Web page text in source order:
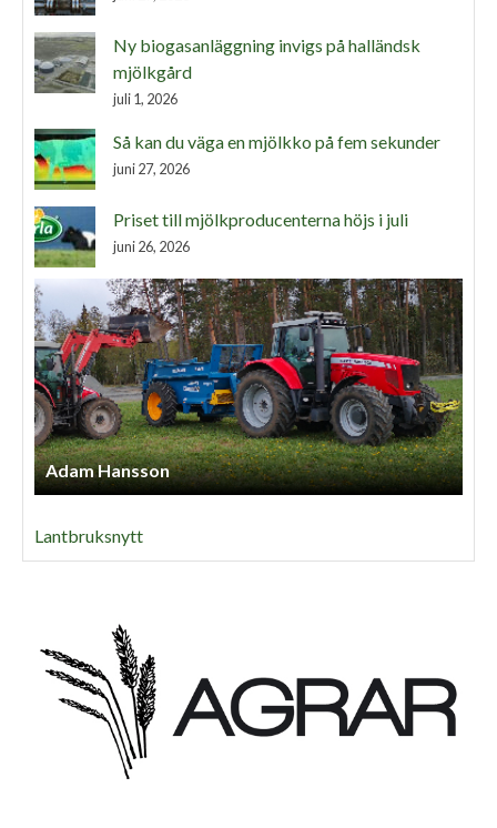
Ny biogasanläggning invigs på halländsk
mjölkgård
juli 1, 2026
Så kan du väga en mjölkko på fem sekunder
juni 27, 2026
Priset till mjölkproducenterna höjs i juli
juni 26, 2026
Adam Hansson
Lantbruksnytt